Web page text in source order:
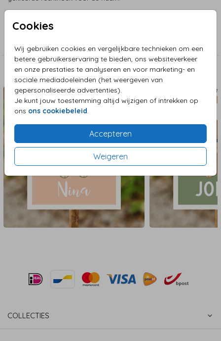
Cookies
Wij gebruiken cookies en vergelijkbare technieken om een
betere gebruikerservaring te bieden, ons websiteverkeer
en onze prestaties te analyseren en voor marketing- en
sociale mediadoeleinden (het weergeven van
gepersonaliseerde advertenties).
Je kunt jouw toestemming altijd wijzigen of intrekken op
ons ons cookiebeleid.
Accepteren
Weigeren
Collectie
Aanbevolen
TUINBORD
COLLECTIES